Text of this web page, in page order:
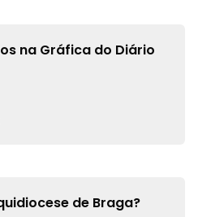
na Gráfica do Diário
de Braga?